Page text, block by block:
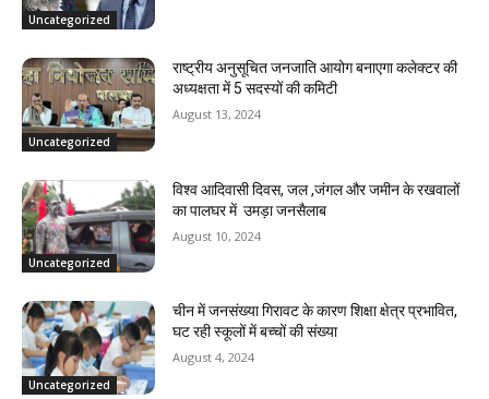
Uncategorized
Uncategorized
राष्ट्रीय अनुसूचित जनजाति आयोग बनाएगा कलेक्टर की
अध्यक्षता में 5 सदस्यों की कमिटी
August 13, 2024
Uncategorized
विश्व आदिवासी दिवस, जल ,जंगल और जमीन के रखवालों
का पालघर में उमड़ा जनसैलाब
August 10, 2024
Uncategorized
चीन में जनसंख्या गिरावट के कारण शिक्षा क्षेत्र प्रभावित,
घट रही स्कूलों में बच्चों की संख्या
August 4, 2024